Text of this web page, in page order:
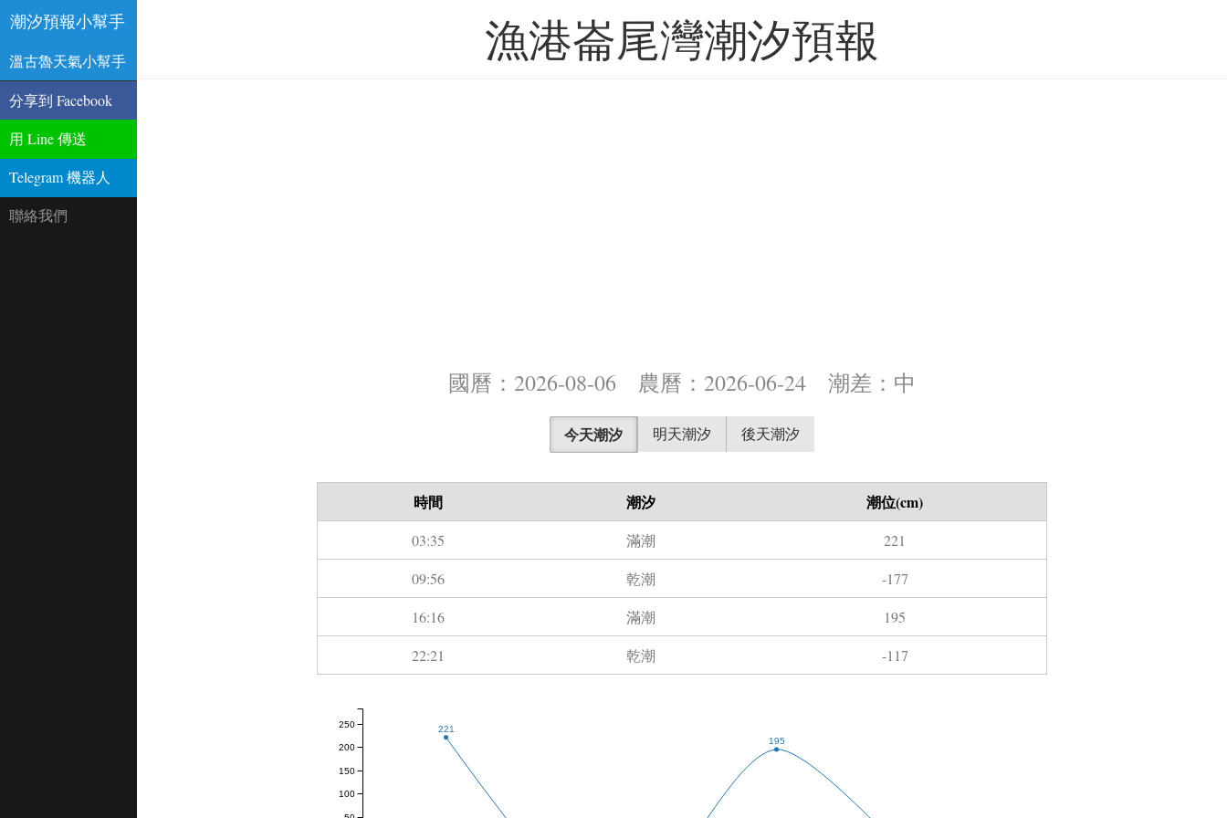
潮汐預報小幫手
溫古魯天氣小幫手
分享到 Facebook
用 Line 傳送
Telegram 機器人
聯絡我們
漁港崙尾灣潮汐預報
國曆：2026-08-06 農曆：2026-06-24 潮差：中
今天潮汐 明天潮汐 後天潮汐
時間 潮汐 潮位(cm)
03:35 滿潮
221
09:56
乾潮
-177
16:16
滿潮
195
22:21
乾潮 -117
221
195
100
150
200
250